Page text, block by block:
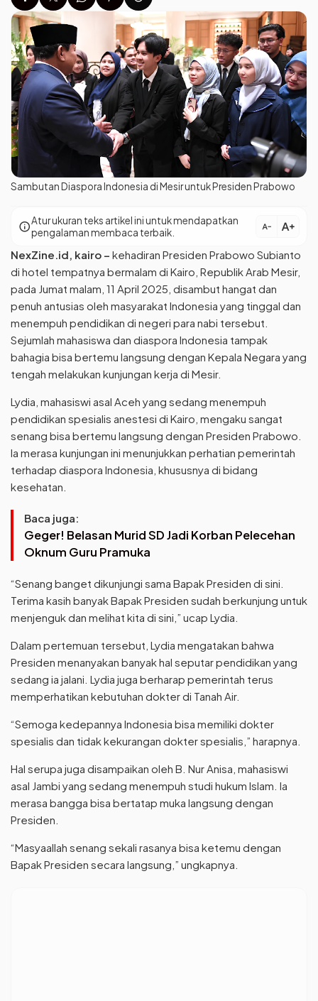
Sambutan Diaspora Indonesia di Mesir untuk Presiden Prabowo
infoAtur ukuran teks artikel ini untuk mendapatkan
pengalaman membaca terbaik.
text_decrease text_increase
NexZine.id, kairo – kehadiran Presiden Prabowo Subianto
di hotel tempatnya bermalam di Kairo, Republik Arab Mesir,
pada Jumat malam, 11 April 2025, disambut hangat dan
penuh antusias oleh masyarakat Indonesia yang tinggal dan
menempuh pendidikan di negeri para nabi tersebut.
Sejumlah mahasiswa dan diaspora Indonesia tampak
bahagia bisa bertemu langsung dengan Kepala Negara yang
tengah melakukan kunjungan kerja di Mesir.
Lydia, mahasiswi asal Aceh yang sedang menempuh
pendidikan spesialis anestesi di Kairo, mengaku sangat
senang bisa bertemu langsung dengan Presiden Prabowo.
Ia merasa kunjungan ini menunjukkan perhatian pemerintah
terhadap diaspora Indonesia, khususnya di bidang
kesehatan.
Baca juga:
Geger! Belasan Murid SD Jadi Korban Pelecehan
Oknum Guru Pramuka
“Senang banget dikunjungi sama Bapak Presiden di sini.
Terima kasih banyak Bapak Presiden sudah berkunjung untuk
menjenguk dan melihat kita di sini,” ucap Lydia.
Dalam pertemuan tersebut, Lydia mengatakan bahwa
Presiden menanyakan banyak hal seputar pendidikan yang
sedang ia jalani. Lydia juga berharap pemerintah terus
memperhatikan kebutuhan dokter di Tanah Air.
“Semoga kedepannya Indonesia bisa memiliki dokter
spesialis dan tidak kekurangan dokter spesialis,” harapnya.
Hal serupa juga disampaikan oleh B. Nur Anisa, mahasiswi
asal Jambi yang sedang menempuh studi hukum Islam. Ia
merasa bangga bisa bertatap muka langsung dengan
Presiden.
“Masyaallah senang sekali rasanya bisa ketemu dengan
Bapak Presiden secara langsung,” ungkapnya.